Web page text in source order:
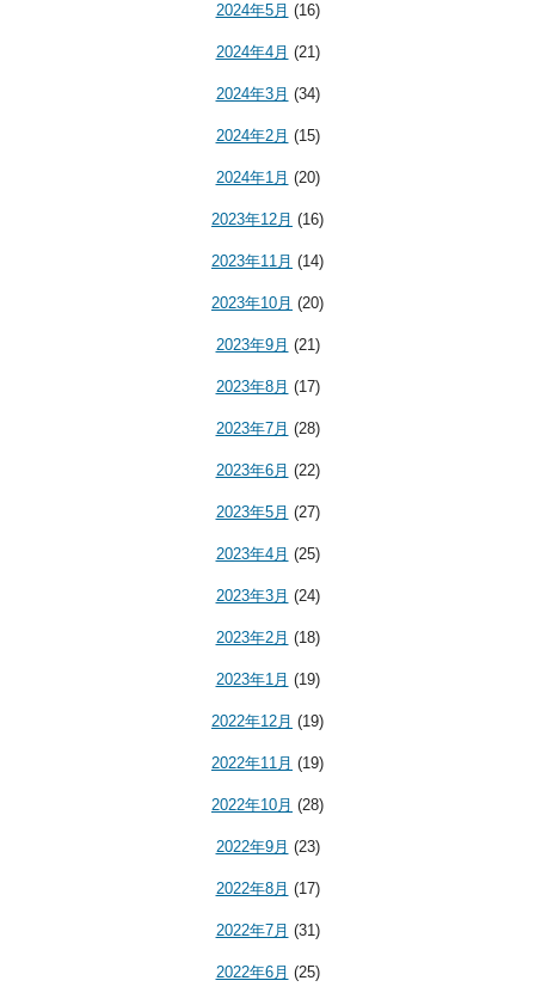
2024年5月 (16)
2024年4月 (21)
2024年3月 (34)
2024年2月 (15)
2024年1月 (20)
2023年12月 (16)
2023年11月 (14)
2023年10月 (20)
2023年9月 (21)
2023年8月 (17)
2023年7月 (28)
2023年6月 (22)
2023年5月 (27)
2023年4月 (25)
2023年3月 (24)
2023年2月 (18)
2023年1月 (19)
2022年12月 (19)
2022年11月 (19)
2022年10月 (28)
2022年9月 (23)
2022年8月 (17)
2022年7月 (31)
2022年6月 (25)